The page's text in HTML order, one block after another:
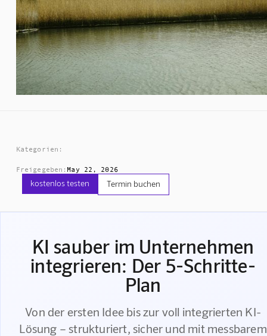
Kategorien:
Freigegeben: May 22, 2026
kostenlos testen Termin buchen
KI sauber im Unternehmen
integrieren: Der 5-Schritte-
Plan
Von der ersten Idee bis zur voll integrierten KI-
Lösung – strukturiert, sicher und mit messbarem